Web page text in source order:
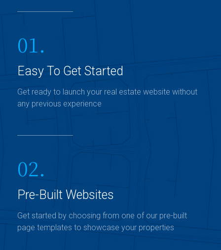
01.
Easy To Get Started
Get ready to launch your real estate website without
any previous experience
02.
Pre-Built Websites
Get started by choosing from one of our pre-built
page templates to showcase your properties